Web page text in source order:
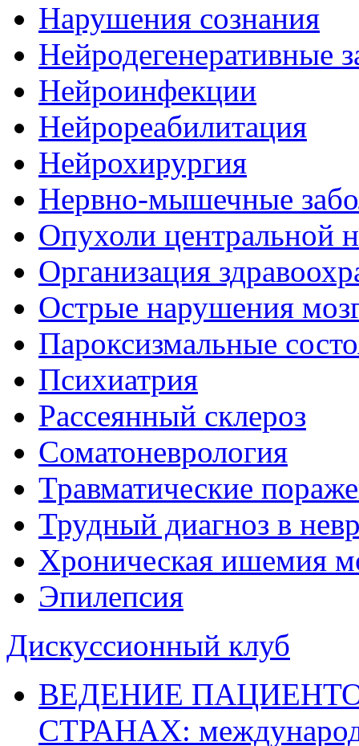
Нарушения сознания
Нейродегенеративные
Нейроинфекции
Нейрореабилитация
Нейрохирургия
Нервно-мышечные
Опухоли центральной
Организация
Острые нарушения
Пароксизмальные
Психиатрия
Рассеянный склероз
Соматоневрология
Травматические
Трудный диагноз в
Хроническая ишемия
Эпилепсия
Дискуссионный клуб
ВЕДЕНИЕ
СТРАНАХ: